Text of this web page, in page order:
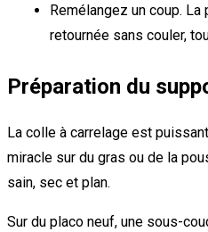
Remélangez un coup.
retournée sans couler,
Préparation du
La colle à carrelage est
miracle sur du gras ou de la
sain, sec et plan.
Sur du placo neuf, une sous-